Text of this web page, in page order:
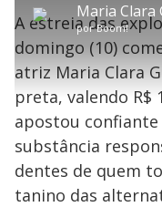
a
window.
modal
be
closed
by
the
Escape
key
or
activating
Lamentamos, mas o
porBoom!
A estreia das
domingo (10)
atriz Maria Clara
preta, valendo R$
apostou confiante
substância
dentes de quem
tanino das